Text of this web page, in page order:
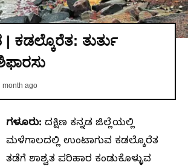
| ಕಡಲ್ಕೊರೆತ: ತುರ್ತು
month ago
ಗಳೂರು: ದಕ್ಷಿಣ ಕನ್ನಡ ಜಿಲ್ಲೆಯಲ್ಲಿ
ಮಳೆಗಾಲದಲ್ಲಿ ಉಂಟಾಗುವ ಕಡಲ್ಕೊರೆತ
ತಡೆಗೆ ಶಾಶ್ವತ ಪರಿಹಾರ ಕಂಡುಕೊಳ್ಳುವ